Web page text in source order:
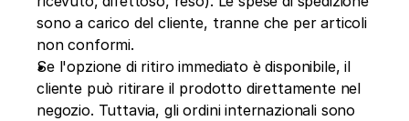
sono a carico del cliente, tranne che per articoli
non conformi.
Se l'opzione di ritiro immediato è disponibile, il
cliente può ritirare il prodotto direttamente nel
negozio. Tuttavia, gli ordini internazionali sono